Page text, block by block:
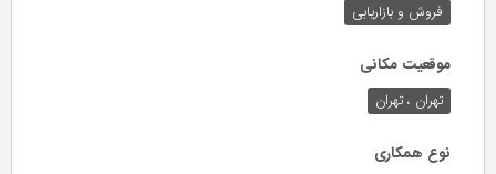
فروش و بازاریابی
موقعیت مکانی
تهران ، تهران
نوع همکاری